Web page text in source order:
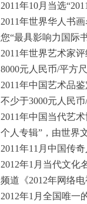
2011年10月当选
2011年世界华人书
您“最具影响力国际
2011年世界艺术家
8000元人民币/平方
2011年中国艺术品
不少于3000元人民
2011年中国当代艺
个人专辑”，由世界
2011年11月中国传
2012年1月当代文化
频道《2012年网络
2012年1月全国唯一